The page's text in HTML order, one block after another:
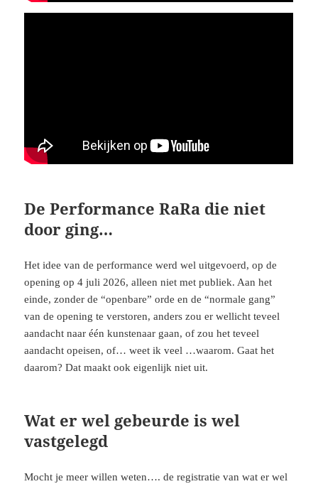
De Performance RaRa die niet
door ging…
Het idee van de performance werd wel uitgevoerd, op de
opening op 4 juli 2026, alleen niet met publiek. Aan het
einde, zonder de “openbare” orde en de “normale gang”
van de opening te verstoren, anders zou er wellicht teveel
aandacht naar één kunstenaar gaan, of zou het teveel
aandacht opeisen, of… weet ik veel …waarom. Gaat het
daarom? Dat maakt ook eigenlijk niet uit.
Wat er wel gebeurde is wel
vastgelegd
Mocht je meer willen weten…. de registratie van wat er wel